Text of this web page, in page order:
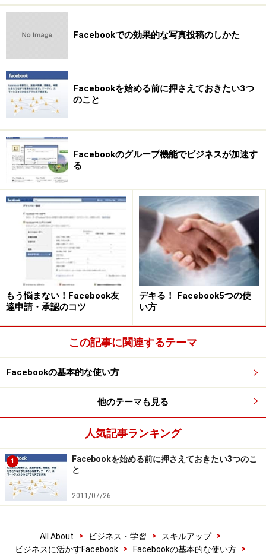
もう1つのメリットは、電話帳のように使えることで
す。Facebookの検索窓に名前を入れるだけで簡単に人を
ます。私自身も、検索のおかげで同級生や元同僚などと
古いおつきあいを再開することができましたし、仕事の
オファーがFacebookから来ることもよくあります。
■デメリット
実名のデメリットは何でしょうか。多くの人が不安に思
うのは、「変な人から連絡が来るのではないか」、ある
いは「自分の個人情報や行動がすべて公開されてしまう
のではないか」ということでしょう。これらは設定を適
正に行うことで防ぐことができます。
Facebookのプライバシー設定は「友達」「友達の友達」
「一般」の3つの「壁」を設け、壁ごとに公開範囲を決
めることができます。友達を知り合いだけに限定し、壁
ごとに公開設定をすれば、不特定多数の人に迷惑行為を
されることはほとんどありませんし、知られたくないこ
とがオープンになることもありません。また、ブロック
機能がしっかりしているので、万が一変な人から攻撃を
受けたら、その人が二度とアクセスできないようにする
こともできます。
※記事内容は執筆時点のものです。最新の内容をご確認くださ
1/ 2 次のページへ
Facebookでの効果的な写真投稿のしかた
Facebookを始める前に押さえておきたい3つ
のこと
Facebookのグループ機能でビジネスが加速す
る
もう悩まない！Facebook友
達申請・承認のコツ
デキる！ Facebook5つの使
い方
この記事に関連するテーマ
Facebookの基本的な使い方
他のテーマも見る
人気記事ランキング
1
Facebookを始める前に押さえておきたい3つのこ
と
2011/07/26
All About > ビジネス・学習 > スキルアップ
>
ビジネスに活かすFacebook
> Facebookの基本的な使い方 >